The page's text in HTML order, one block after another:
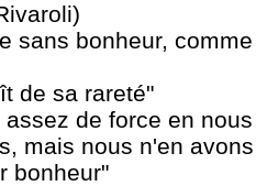
sans bonheur,
de sa rareté"
de force en
mais nous n'en
bonheur"